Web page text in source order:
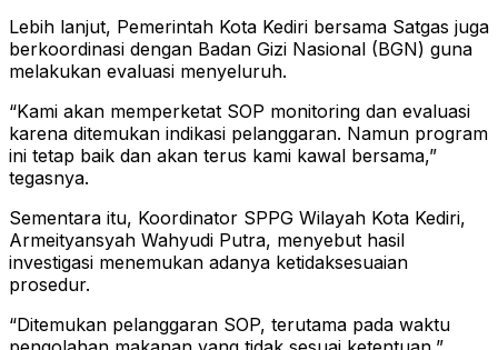
Lebih lanjut, Pemerintah Kota Kediri bersama Satgas juga
berkoordinasi dengan Badan Gizi Nasional (BGN) guna
melakukan evaluasi menyeluruh.
“Kami akan memperketat SOP monitoring dan evaluasi
karena ditemukan indikasi pelanggaran. Namun program
ini tetap baik dan akan terus kami kawal bersama,”
tegasnya.
Sementara itu, Koordinator SPPG Wilayah Kota Kediri,
Armeityansyah Wahyudi Putra, menyebut hasil
investigasi menemukan adanya ketidaksesuaian
prosedur.
“Ditemukan pelanggaran SOP, terutama pada waktu